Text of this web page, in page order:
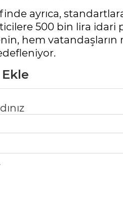
ayrıca,
500 bin lira idari
hem vatandaşların